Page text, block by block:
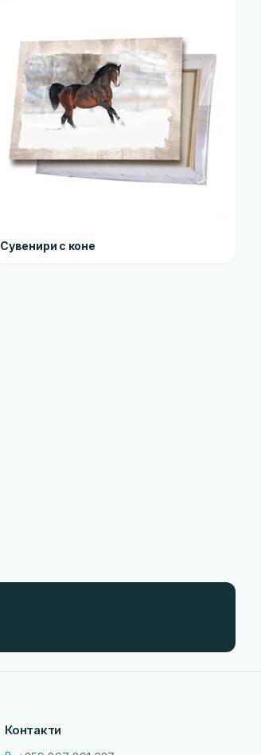
Сувенири с коне
Контакти